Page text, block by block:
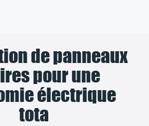
de panneaux
pour une
électrique
tota